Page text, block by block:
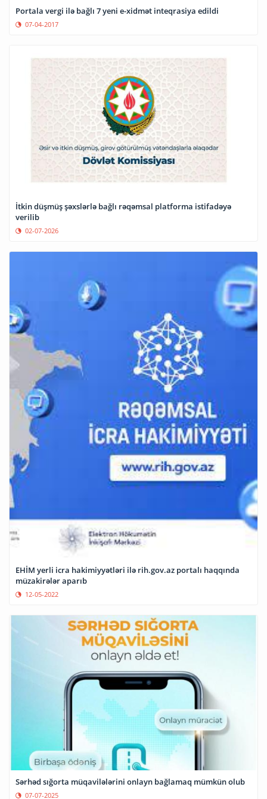
Portala vergi ilə bağlı 7 yeni e-xidmət inteqrasiya edildi
07-04-2017
İtkin düşmüş şəxslərlə bağlı rəqəmsal platforma istifadəyə
verilib
02-07-2026
EHİM yerli icra hakimiyyətləri ilə rih.gov.az portalı haqqında
müzakirələr aparıb
12-05-2022
Sərhəd sığorta müqavilələrini onlayn bağlamaq mümkün olub
07-07-2025